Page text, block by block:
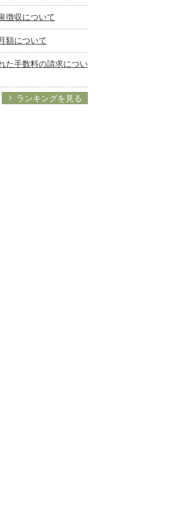
徴収について
額について
た手数料の請求につい
ランキングを見る